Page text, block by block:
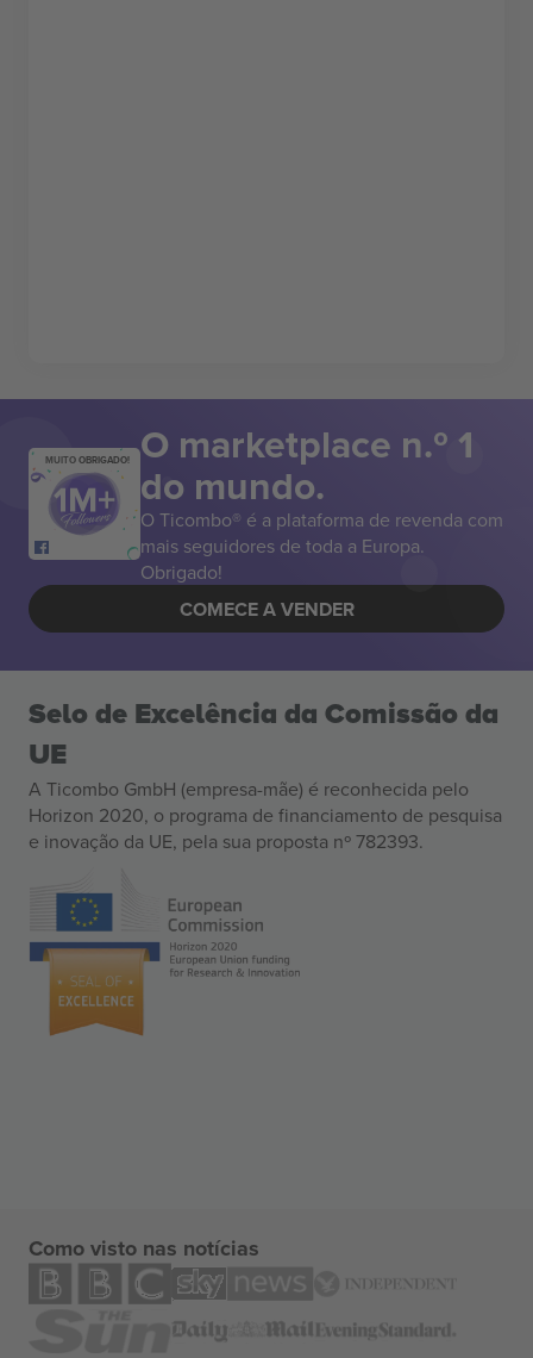
MUITO OBRIGADO! O marketplace n.º 1
do mundo.
O Ticombo® é a plataforma de revenda com
mais seguidores de toda a Europa.
Obrigado!
COMECE A VENDER
Selo de Excelência da Comissão da
UE
A Ticombo GmbH (empresa-mãe) é reconhecida pelo
Horizon 2020, o programa de financiamento de pesquisa
e inovação da UE, pela sua proposta nº 782393.
Como visto nas notícias